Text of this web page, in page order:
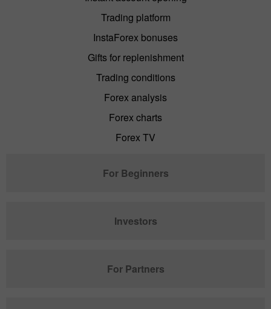
Trading platform
InstaForex bonuses
Gifts for replenishment
Trading conditions
Forex analysis
Forex charts
Forex TV
For Beginners
Investors
For Partners